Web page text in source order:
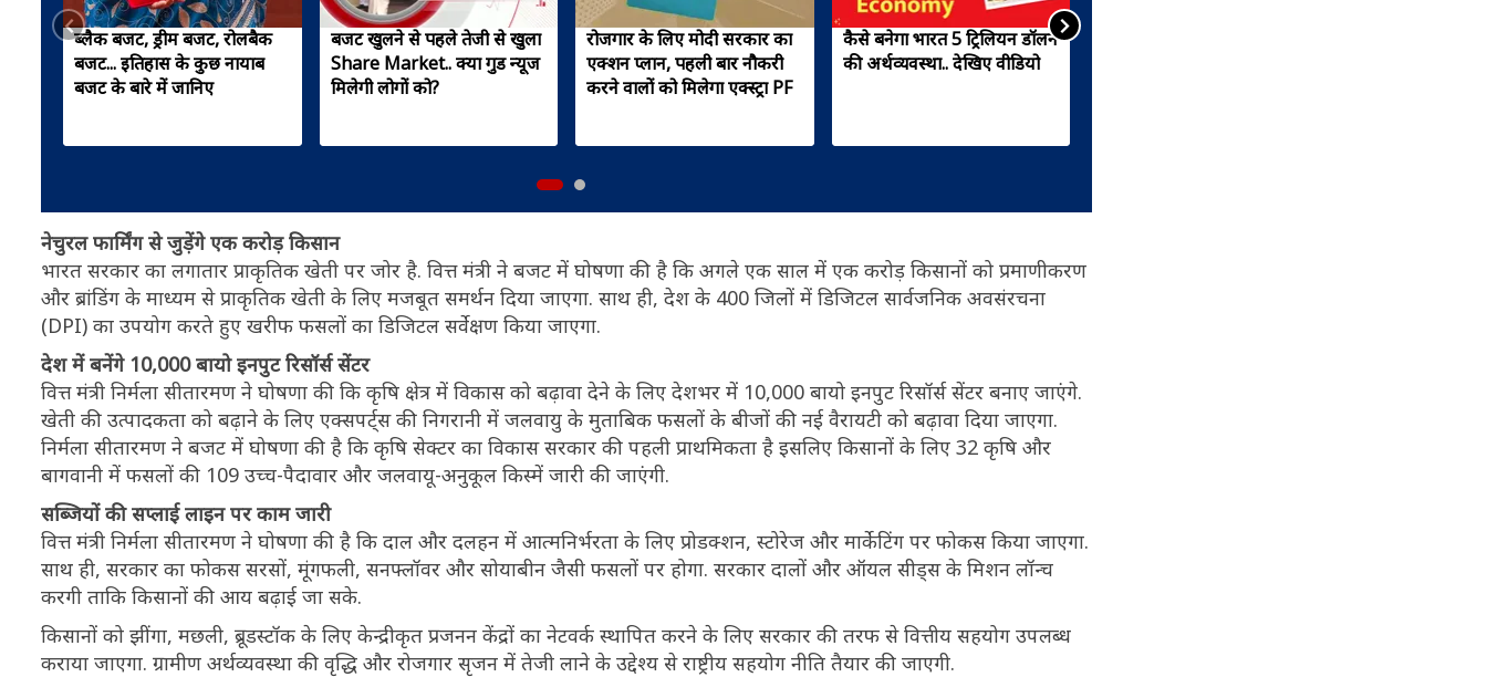
ब्लैक बजट, ड्रीम बजट, रोलबैक
बजट... इतिहास के कुछ नायाब
बजट के बारे में जानिए
बजट खुलने से पहले तेजी से खुला
Share Market.. क्या गुड न्यूज
मिलेगी लोगों को?
रोजगार के लिए मोदी सरकार का
एक्शन प्लान, पहली बार नौकरी
करने वालों को मिलेगा एक्स्ट्रा PF
कैसे बनेगा भारत 5 ट्रिलियन डॉलन
की अर्थव्यवस्था.. देखिए वीडियो
नेचुरल फार्मिंग से जुड़ेंगे एक करोड़ किसान
भारत सरकार का लगातार प्राकृतिक खेती पर जोर है. वित्त मंत्री ने बजट में घोषणा की है कि अगले एक साल में एक करोड़ किसानों को प्रमाणीकरण
और ब्रांडिंग के माध्यम से प्राकृतिक खेती के लिए मजबूत समर्थन दिया जाएगा. साथ ही, देश के 400 जिलों में डिजिटल सार्वजनिक अवसंरचना
(DPI) का उपयोग करते हुए खरीफ फसलों का डिजिटल सर्वेक्षण किया जाएगा.
देश में बनेंगे 10,000 बायो इनपुट रिसॉर्स सेंटर
वित्त मंत्री निर्मला सीतारमण ने घोषणा की कि कृषि क्षेत्र में विकास को बढ़ावा देने के लिए देशभर में 10,000 बायो इनपुट रिसॉर्स सेंटर बनाए जाएंगे.
खेती की उत्पादकता को बढ़ाने के लिए एक्सपर्ट्स की निगरानी में जलवायु के मुताबिक फसलों के बीजों की नई वैरायटी को बढ़ावा दिया जाएगा.
निर्मला सीतारमण ने बजट में घोषणा की है कि कृषि सेक्टर का विकास सरकार की पहली प्राथमिकता है इसलिए किसानों के लिए 32 कृषि और
बागवानी में फसलों की 109 उच्च-पैदावार और जलवायू-अनुकूल किस्में जारी की जाएंगी.
सब्जियों की सप्लाई लाइन पर काम जारी
वित्त मंत्री निर्मला सीतारमण ने घोषणा की है कि दाल और दलहन में आत्मनिर्भरता के लिए प्रोडक्शन, स्टोरेज और मार्केटिंग पर फोकस किया जाएगा.
साथ ही, सरकार का फोकस सरसों, मूंगफली, सनफ्लॉवर और सोयाबीन जैसी फसलों पर होगा. सरकार दालों और ऑयल सीड्स के मिशन लॉन्च
करगी ताकि किसानों की आय बढ़ाई जा सके.
किसानों को झींगा, मछली, ब्रूडस्टॉक के लिए केन्द्रीकृत प्रजनन केंद्रों का नेटवर्क स्थापित करने के लिए सरकार की तरफ से वित्तीय सहयोग उपलब्ध
कराया जाएगा. ग्रामीण अर्थव्यवस्था की वृद्धि और रोजगार सृजन में तेजी लाने के उद्देश्य से राष्ट्रीय सहयोग नीति तैयार की जाएगी.